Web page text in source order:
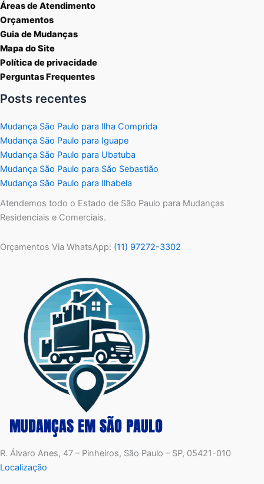
Áreas de Atendimento
Orçamentos
Guia de Mudanças
Mapa do Site
Política de privacidade
Perguntas Frequentes
Posts recentes
Mudança São Paulo para Ilha Comprida
Mudança São Paulo para Iguape
Mudança São Paulo para Ubatuba
Mudança São Paulo para São Sebastião
Mudança São Paulo para Ilhabela
Atendemos todo o Estado de São Paulo para Mudanças
Residenciais e Comerciais.
Orçamentos Via WhatsApp: (11) 97272-3302
R. Álvaro Anes, 47 – Pinheiros, São Paulo – SP, 05421-010
Localização